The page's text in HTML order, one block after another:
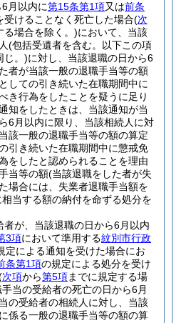
月以内に第15条第1項又は前条
受けることなく死亡した場合(次
る場合を除く。)において、当該
(包括受遺者を含む。以下この項
じ。)に対し、当該退職の日から6
者が当該一般の退職手当等の額
しての引き続いた在職期間中に
き行為をしたことを疑うに足り
知をしたときは、当該通知が当
6月以内に限り、当該相続人に対
該一般の退職手当等の額の算定
引き続いた在職期間中に懲戒免
をしたと認められることを理由
当等の額(当該退職をした者が失
場合には、失業者退職手当額を
当する額の納付を命ずる処分を
が、当該退職の日から6月以内
3項において準用する紋別市行政
定による通知を受けた場合にお
条第1項の規定による処分を受け
次項から第5項までに規定する場
当の受給者の死亡の日から6月
の受給者の相続人に対し、当該
係る一般の退職手当等の額の算